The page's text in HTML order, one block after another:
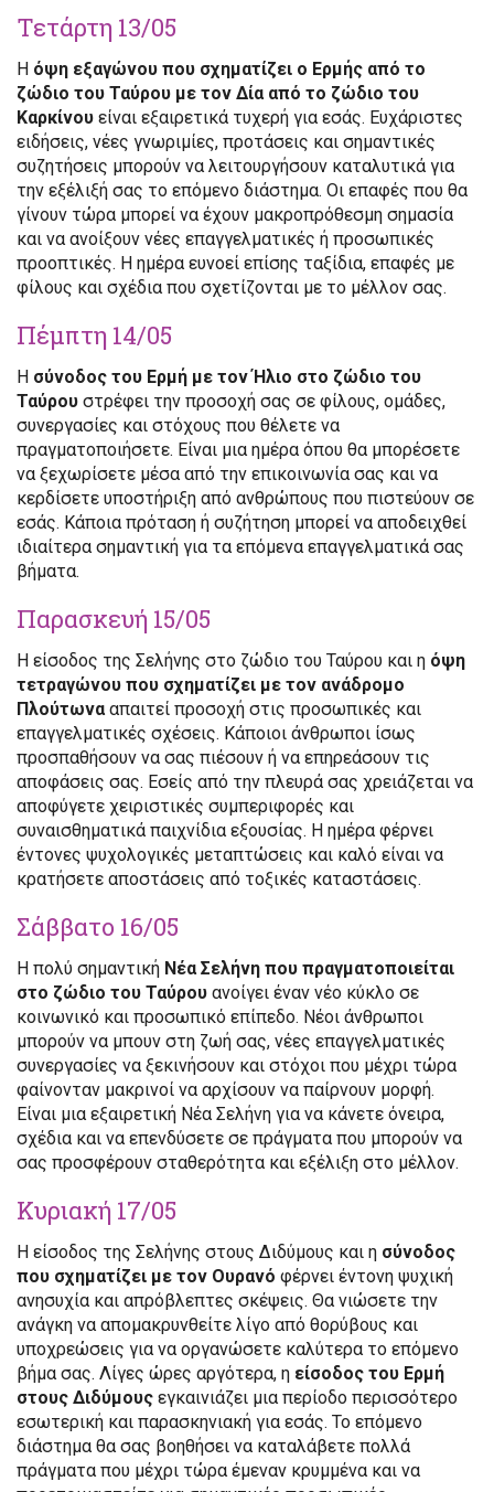
Τετάρτη 13/05
Η όψη εξαγώνου που σχηματίζει ο Ερμής από το
ζώδιο του Ταύρου με τον Δία από το ζώδιο του
Καρκίνου είναι εξαιρετικά τυχερή για εσάς. Ευχάριστες
ειδήσεις, νέες γνωριμίες, προτάσεις και σημαντικές
συζητήσεις μπορούν να λειτουργήσουν καταλυτικά για
την εξέλιξή σας το επόμενο διάστημα. Οι επαφές που θα
γίνουν τώρα μπορεί να έχουν μακροπρόθεσμη σημασία
και να ανοίξουν νέες επαγγελματικές ή προσωπικές
προοπτικές. Η ημέρα ευνοεί επίσης ταξίδια, επαφές με
φίλους και σχέδια που σχετίζονται με το μέλλον σας.
Πέμπτη 14/05
Η σύνοδος του Ερμή με τον Ήλιο στο ζώδιο του
Ταύρου στρέφει την προσοχή σας σε φίλους, ομάδες,
συνεργασίες και στόχους που θέλετε να
πραγματοποιήσετε. Είναι μια ημέρα όπου θα μπορέσετε
να ξεχωρίσετε μέσα από την επικοινωνία σας και να
κερδίσετε υποστήριξη από ανθρώπους που πιστεύουν σε
εσάς. Κάποια πρόταση ή συζήτηση μπορεί να αποδειχθεί
ιδιαίτερα σημαντική για τα επόμενα επαγγελματικά σας
βήματα.
Παρασκευή 15/05
Η είσοδος της Σελήνης στο ζώδιο του Ταύρου και η όψη
τετραγώνου που σχηματίζει με τον ανάδρομο
Πλούτωνααπαιτεί προσοχή στις προσωπικές και
επαγγελματικές σχέσεις. Κάποιοι άνθρωποι ίσως
προσπαθήσουν να σας πιέσουν ή να επηρεάσουν τις
αποφάσεις σας. Εσείς από την πλευρά σας χρειάζεται να
αποφύγετε χειριστικές συμπεριφορές και
συναισθηματικά παιχνίδια εξουσίας. Η ημέρα φέρνει
έντονες ψυχολογικές μεταπτώσεις και καλό είναι να
κρατήσετε αποστάσεις από τοξικές καταστάσεις.
Σάββατο 16/05
Η πολύ σημαντική Νέα Σελήνη που πραγματοποιείται
στο ζώδιο του Ταύρου ανοίγει έναν νέο κύκλο σε
κοινωνικό και προσωπικό επίπεδο. Νέοι άνθρωποι
μπορούν να μπουν στη ζωή σας, νέες επαγγελματικές
συνεργασίες να ξεκινήσουν και στόχοι που μέχρι τώρα
φαίνονταν μακρινοί να αρχίσουν να παίρνουν μορφή.
Είναι μια εξαιρετική Νέα Σελήνη για να κάνετε όνειρα,
σχέδια και να επενδύσετε σε πράγματα που μπορούν να
σας προσφέρουν σταθερότητα και εξέλιξη στο μέλλον.
Κυριακή 17/05
Η είσοδος της Σελήνης στους Διδύμους και η σύνοδος
που σχηματίζει με τον Ουρανό φέρνει έντονη ψυχική
ανησυχία και απρόβλεπτες σκέψεις. Θα νιώσετε την
ανάγκη να απομακρυνθείτε λίγο από θορύβους και
υποχρεώσεις για να οργανώσετε καλύτερα το επόμενο
βήμα σας. Λίγες ώρες αργότερα, η είσοδος του Ερμή
στους Διδύμους εγκαινιάζει μια περίοδο περισσότερο
εσωτερική και παρασκηνιακή για εσάς. Το επόμενο
διάστημα θα σας βοηθήσει να καταλάβετε πολλά
πράγματα που μέχρι τώρα έμεναν κρυμμένα και να